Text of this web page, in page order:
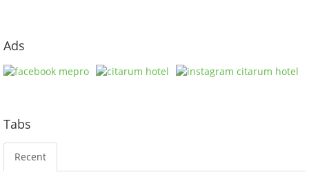
Ads
Tabs
Recent